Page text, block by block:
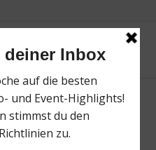
Oberkassel | Mr.